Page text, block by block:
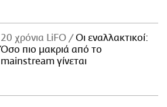
20 χρόνια LiFO
Οι εναλλακτικοί:
Όσο πιο μακριά από το
mainstream γίνεται